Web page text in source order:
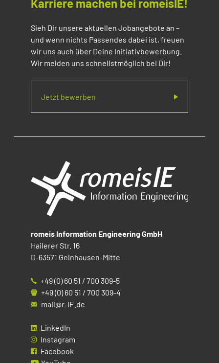
Karriere machen bei romeisIE!
Sieh Dir unsere aktuellen Jobangebote an –
und wenn nichts Passendes dabei ist, freuen
wir uns auch über Deine Initiativbewerbung.
Wir melden uns schnellstmöglich bei Dir!
Jetzt bewerben
romeis Information Engineering GmbH
Hailerer Str. 16
D-63571 Gelnhausen-Mitte
+49 (0) 60 51 / 700 309-5
+49 (0) 60 51 / 700 309-4
mail@r-IE.de
LinkedIn
Instagram
Facebook